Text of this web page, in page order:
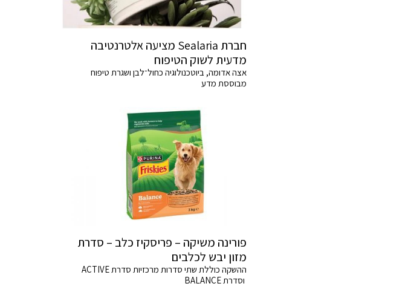
חברת Sealaria מציעה אלטרנטיבה
מדעית לשוק הטיפוח
אצה אדומה, ביוטכנולוגיה כחול־לבן ושגרת טיפוח
מבוססת מדע
פורינה משיקה – פריסקיז כלב – סדרת
מזון יבש לכלבים
ההשקה כוללת שתי סדרות מרכזיות סדרת ACTIVE
וסדרת BALANCE